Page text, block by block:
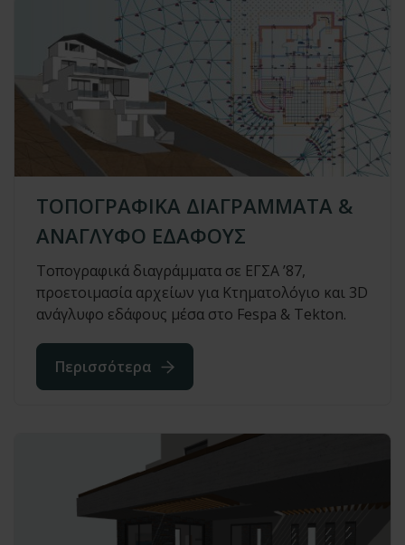
ΤΟΠΟΓΡΑΦΙΚΑ ΔΙΑΓΡΑΜΜΑΤΑ &
ΑΝΑΓΛΥΦΟ ΕΔΑΦΟΥΣ
Τοπογραφικά διαγράμματα σε ΕΓΣΑ ’87,
προετοιμασία αρχείων για Κτηματολόγιο και 3D
ανάγλυφο εδάφους μέσα στο Fespa & Tekton.
Περισσότερα